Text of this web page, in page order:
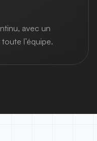
avec un
l’équipe.